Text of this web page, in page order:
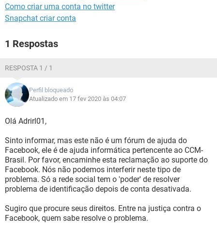
Como criar uma conta no twitter
Snapchat criar conta
1 Respostas
RESPOSTA 1 / 1
Perfil bloqueado
Atualizado em 17 fev 2020 às 04:07
Olá Adrirl01,
Sinto informar, mas este não é um fórum de ajuda do
Facebook, ele é de ajuda informática pertencente ao CCM-
Brasil. Por favor, encaminhe esta reclamação ao suporte do
Facebook. Nós não podemos interferir neste tipo de
problema. Só a rede social tem o 'poder' de resolver
problema de identificação depois de conta desativada.
Sugiro que procure seus direitos. Entre na justiça contra o
Facebook, quem sabe resolve o problema.